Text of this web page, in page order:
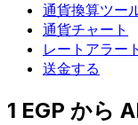
通貨換算ツー
通貨チャート
レートアラート
送金する
1 EGP から